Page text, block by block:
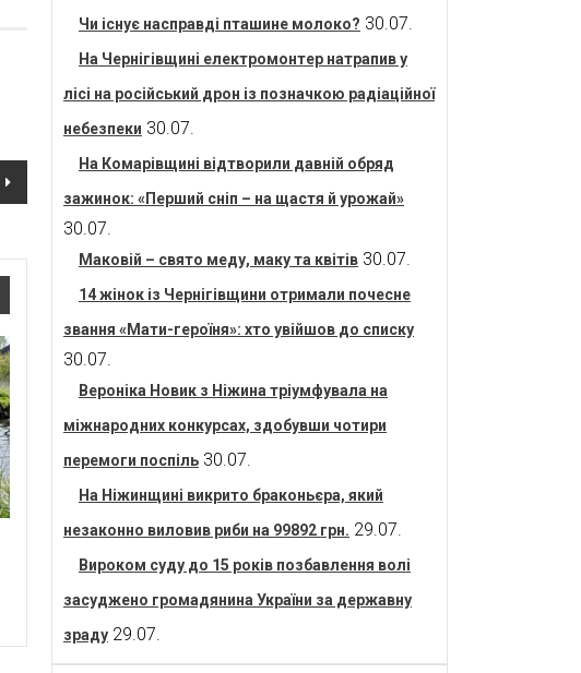
Чи існує насправді пташине молоко? 30.07.
На Чернігівщині електромонтер натрапив у
лісі на російський дрон із позначкою радіаційної
небезпеки 30.07.
На Комарівщині відтворили давній обряд
зажинок: «Перший сніп – на щастя й урожай»
30.07.
Маковій – свято меду, маку та квітів 30.07.
14 жінок із Чернігівщини отримали почесне
звання «Мати-героїня»: хто увійшов до списку
30.07.
Вероніка Новик з Ніжина тріумфувала на
міжнародних конкурсах, здобувши чотири
перемоги поспіль 30.07.
На Ніжинщині викрито браконьєра, який
незаконно виловив риби на 99892 грн. 29.07.
Вироком суду до 15 років позбавлення волі
засуджено громадянина України за державну
зраду 29.07.